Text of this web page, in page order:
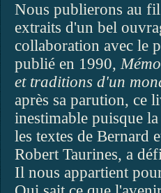
Nous publierons au
extraits d'un bel
collaboration avec le
publié en 1990,
et traditions d'un
après sa parution, ce
inestimable puisque
les textes de Bernard
Robert Taurines, a
Il nous appartient